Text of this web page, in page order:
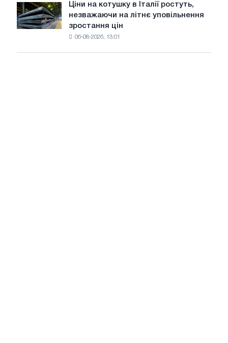
липні
з
максимуму
року
Ціни
на
котушку
Ціни на котушку в Італії ростуть,
незважаючи на літнє уповільнення
зростання цін
06-08-2026, 13:01